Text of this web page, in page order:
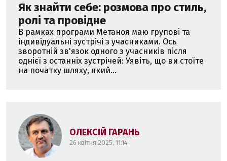
Як знайти себе: розмова про стиль,
ролі та провідне
В рамках програми Метаноя маю групові та
індивідуальні зустрічі з учасниками. Ось
зворотній зв'язок одного з учасників після
однієї з останніх зустрічей: Уявіть, що ви стоїте
на початку шляху, який...
ОЛЕКСІЙ ГАРАНЬ
26 квітня 2025, 11:14